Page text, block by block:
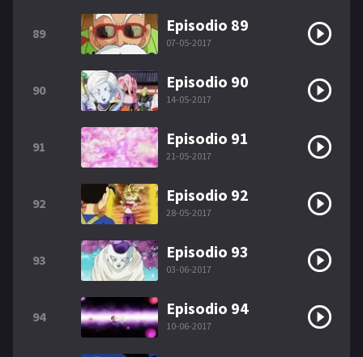
89 Episodio 89
07-05-2017
90 Episodio 90
14-05-2017
91 Episodio 91
21-05-2017
92 Episodio 92
28-05-2017
93 Episodio 93
03-06-2017
94 Episodio 94
10-06-2017